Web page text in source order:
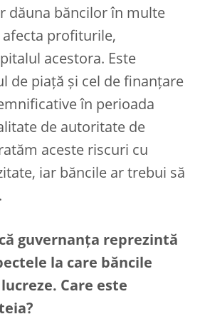
dăuna băncilor în multe
profiturile,
acestora. Este
de piață și cel de finanțare
în perioada
de autoritate de
aceste riscuri cu
iar băncile ar trebui să
guvernanța reprezintă
la care băncile
Care este